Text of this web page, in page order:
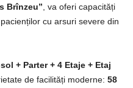
Brînzeu” , va oferi capacități
cu arsuri severe din
+ Parter + 4 Etaje + Etaj
de facilități moderne: 58